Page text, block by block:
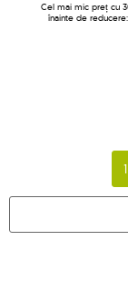
Cel mai mic preț cu
înainte de reducere:
1